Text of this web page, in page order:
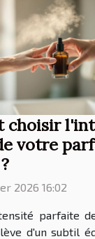
choisir
votre
2026 16:02
parfaite
d'un subtil